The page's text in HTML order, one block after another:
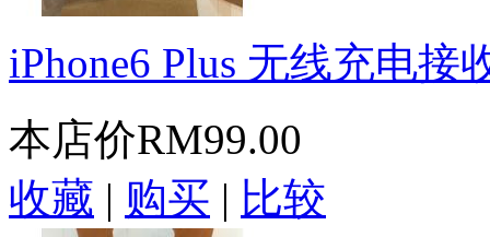
iPhone6 Plus 无线充电接
本店价RM99.00
收藏 | 购买 | 比较